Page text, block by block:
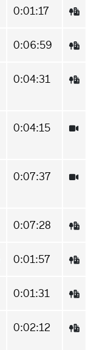
0:01:17
0:06:59
0:04:31
0:04:15
0:07:37
0:07:28
0:01:57
0:01:31
0:02:12